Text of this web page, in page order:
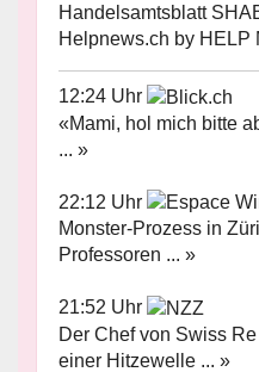
Handelsamtsblatt
Helpnews.ch by HELP
12:24 Uhr
«Mami, hol mich bitte
... »
22:12 Uhr
Monster-Prozess in
Professoren ... »
21:52 Uhr
Der Chef von Swiss
einer Hitzewelle ... »